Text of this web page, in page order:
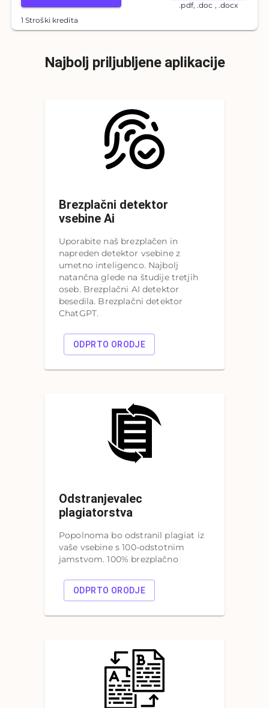
.pdf, .doc , .docx
1 Stroški kredita
Najbolj priljubljene aplikacije
Brezplačni detektor
vsebine Ai
Uporabite naš brezplačen in
napreden detektor vsebine z
umetno inteligenco. Najbolj
natančna glede na študije tretjih
oseb. Brezplačni AI detektor
besedila. Brezplačni detektor
ChatGPT.
ODPRTO ORODJE
Odstranjevalec
plagiatorstva
Popolnoma bo odstranil plagiat iz
vaše vsebine s 100-odstotnim
jamstvom. 100% brezplačno
ODPRTO ORODJE